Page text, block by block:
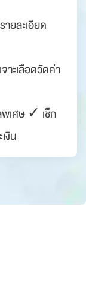
ยละเอียด
ะเลือดวัดค่า
เศษ ✓ เช็ก
งิน